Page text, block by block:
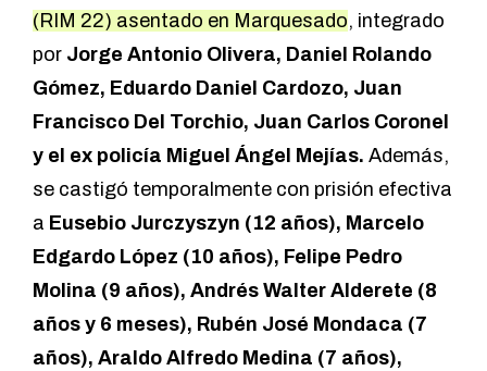
(RIM 22) asentado en Marquesado, integrado
por Jorge Antonio Olivera, Daniel Rolando
Gómez, Eduardo Daniel Cardozo, Juan
Francisco Del Torchio, Juan Carlos Coronel
y el ex policía Miguel Ángel Mejías. Además,
se castigó temporalmente con prisión efectiva
a Eusebio Jurczyszyn (12 años), Marcelo
Edgardo López (10 años), Felipe Pedro
Molina (9 años), Andrés Walter Alderete (8
años y 6 meses), Rubén José Mondaca (7
años), Araldo Alfredo Medina (7 años),